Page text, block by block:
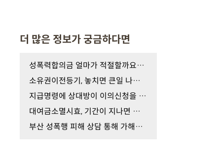
더 많은 정보가 궁금하다면
성폭력합의금 얼마가 적절할까요? 피해자가 가장 많…
소유권이전등기, 놓치면 큰일 나는 이유
지급명령에 상대방이 이의신청을 했다면?
대여금소멸시효, 기간이 지나면 청구하지 못할까?
부산 성폭행 피해 상담 통해 가해자 합의와 피해배상…